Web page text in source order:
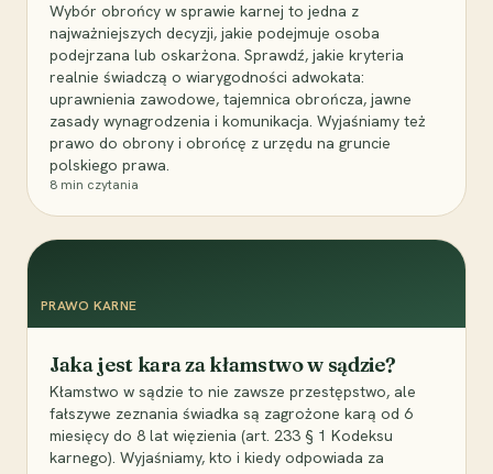
Wybór obrońcy w sprawie karnej to jedna z
najważniejszych decyzji, jakie podejmuje osoba
podejrzana lub oskarżona. Sprawdź, jakie kryteria
realnie świadczą o wiarygodności adwokata:
uprawnienia zawodowe, tajemnica obrończa, jawne
zasady wynagrodzenia i komunikacja. Wyjaśniamy też
prawo do obrony i obrońcę z urzędu na gruncie
polskiego prawa.
8 min czytania
PRAWO KARNE
Jaka jest kara za kłamstwo w sądzie?
Kłamstwo w sądzie to nie zawsze przestępstwo, ale
fałszywe zeznania świadka są zagrożone karą od 6
miesięcy do 8 lat więzienia (art. 233 § 1 Kodeksu
karnego). Wyjaśniamy, kto i kiedy odpowiada za